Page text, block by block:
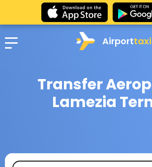
Airport
Transfer
Lamezia